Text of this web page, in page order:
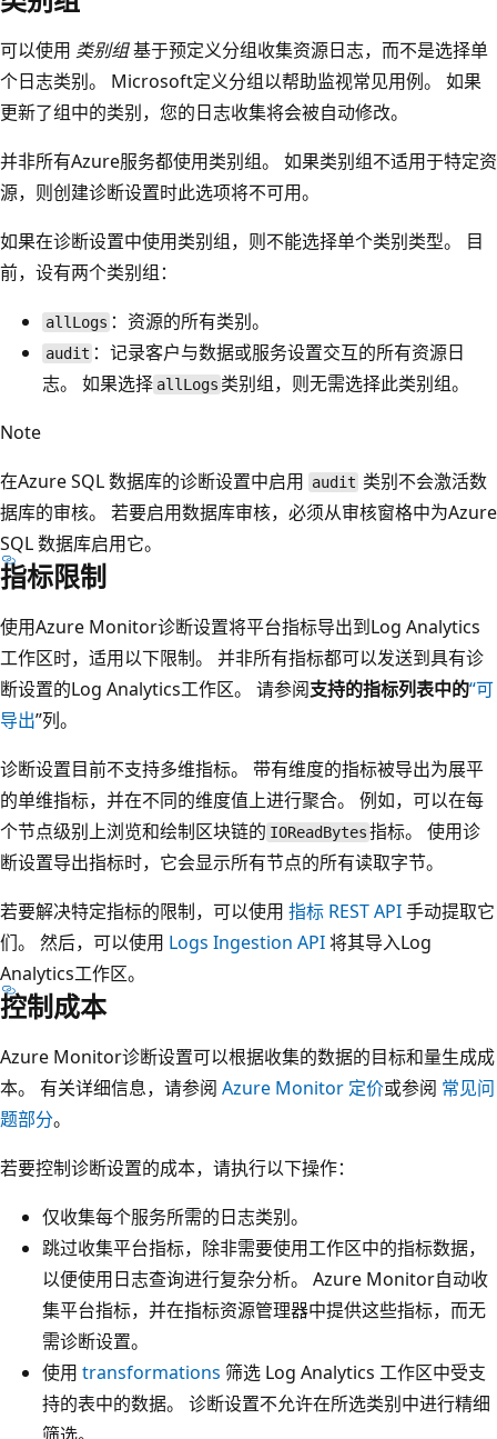
可以使用 类别组基于预定义分组收集资源日志，而不是选择单
个日志类别。 Microsoft定义分组以帮助监视常见用例。 如果
更新了组中的类别，您的日志收集将会被自动修改。
并非所有Azure服务都使用类别组。 如果类别组不适用于特定资
源，则创建诊断设置时此选项将不可用。
如果在诊断设置中使用类别组，则不能选择单个类别类型。 目
前，设有两个类别组：
allLogs ：资源的所有类别。
audit ：记录客户与数据或服务设置交互的所有资源日
志。 如果选择 allLogs 类别组，则无需选择此类别组。
Note
在Azure SQL 数据库的诊断设置中启用 audit 类别不会激活数
据库的审核。 若要启用数据库审核，必须从审核窗格中为Azure
SQL 数据库启用它。
指标限制
使用Azure Monitor诊断设置将平台指标导出到Log Analytics
工作区时，适用以下限制。 并非所有指标都可以发送到具有诊
断设置的Log Analytics工作区。 请参阅支持的指标列表中的“可
导出”列。
诊断设置目前不支持多维指标。 带有维度的指标被导出为展平
的单维指标，并在不同的维度值上进行聚合。 例如，可以在每
个节点级别上浏览和绘制区块链的 IOReadBytes 指标。 使用诊
断设置导出指标时，它会显示所有节点的所有读取字节。
若要解决特定指标的限制，可以使用 指标 REST API手动提取它
们。 然后，可以使用 Logs Ingestion API将其导入Log
Analytics工作区。
控制成本
Azure Monitor诊断设置可以根据收集的数据的目标和量生成成
本。 有关详细信息，请参阅 Azure Monitor 定价或参阅 常见问
题部分。
若要控制诊断设置的成本，请执行以下操作：
仅收集每个服务所需的日志类别。
跳过收集平台指标，除非需要使用工作区中的指标数据，
以便使用日志查询进行复杂分析。 Azure Monitor自动收
集平台指标，并在指标资源管理器中提供这些指标，而无
需诊断设置。
使用 transformations 筛选 Log Analytics 工作区中受支
持的表中的数据。 诊断设置不允许在所选类别中进行精细